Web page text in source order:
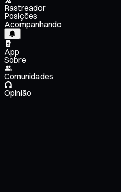
Rastreador
Posições
Acompanhando
App
Sobre
Comunidades
Opinião